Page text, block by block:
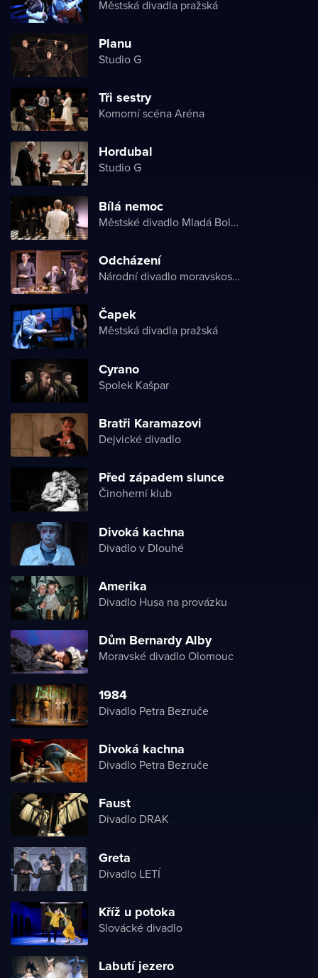
Městská divadla pražská
Planu
Studio G
Tři sestry
Komorní scéna Aréna
Hordubal
Studio G
Bílá nemoc
Městské divadlo Mladá Boleslav
Odcházení
Národní divadlo moravskoslezské
Čapek
Městská divadla pražská
Cyrano
Spolek Kašpar
Bratři Karamazovi
Dejvické divadlo
Před západem slunce
Činoherní klub
Divoká kachna
Divadlo v Dlouhé
Amerika
Divadlo Husa na provázku
Dům Bernardy Alby
Moravské divadlo Olomouc
1984
Divadlo Petra Bezruče
Divoká kachna
Divadlo Petra Bezruče
Faust
Divadlo DRAK
Greta
Divadlo LETÍ
Kříž u potoka
Slovácké divadlo
Labutí jezero